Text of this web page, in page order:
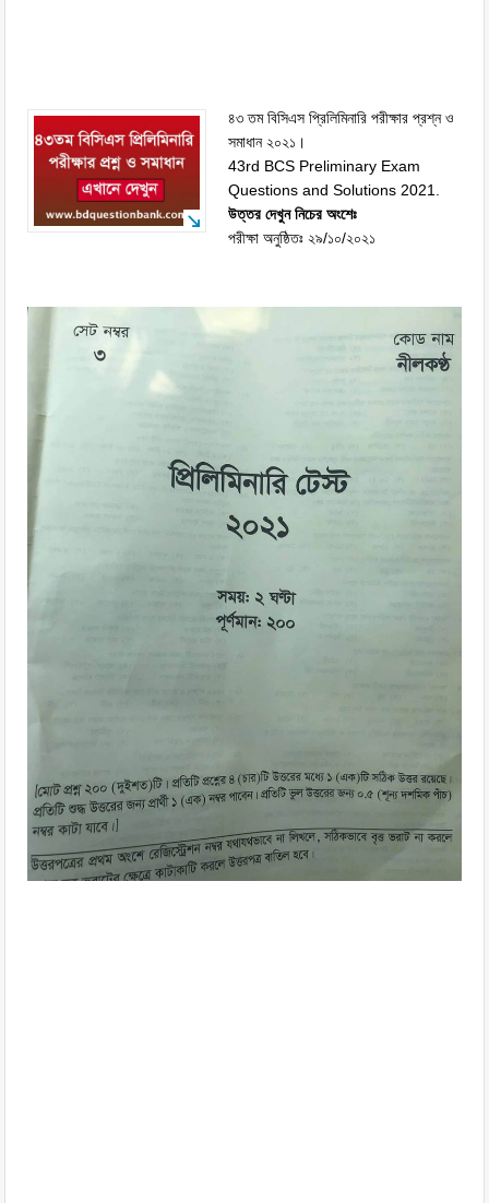
৪৩ তম বিসিএস প্রিলিমিনারি পরীক্ষার প্রশ্ন ও
সমাধান ২০২১।
43rd BCS Preliminary Exam
Questions and Solutions 2021.
উত্তর দেখুন নিচের অংশেঃ
পরীক্ষা অনুষ্ঠিতঃ ২৯/১০/২০২১